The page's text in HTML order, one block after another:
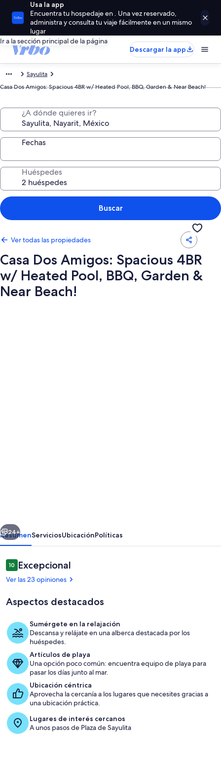
Usa la app
Encuentra tu hospedaje en . Una vez reservado,
administra y consulta tu viaje fácilmente en un mismo
lugar
Ir a la sección principal de la página
Descargar la app
Sayulita
Casa Dos Amigos: Spacious 4BR w/ Heated Pool, BBQ, Garden & Near Beach!
¿A dónde quieres ir?
Fechas
Huéspedes
Buscar
Ver todas las propiedades
Casa Dos Amigos: Spacious 4BR
w/ Heated Pool, BBQ, Garden &
Near Beach!
4BR
w/
Heated
Pool,
Garden
Near
Beach!
Restaurante al aire libre
Siguiente
24+
ResumenServiciosUbicaciónPolíticas
Opiniones
1010 de 10,
Excepcional
Ver las 23 opiniones
Aspectos destacados
Sumérgete en la relajación
Descansa y relájate en una alberca destacada por los
huéspedes.
Artículos de playa
Una opción poco común: encuentra equipo de playa para
pasar los días junto al mar.
Ubicación céntrica
Aprovecha la cercanía a los lugares que necesites gracias a
una ubicación práctica.
Lugares de interés cercanos
A unos pasos de Plaza de Sayulita